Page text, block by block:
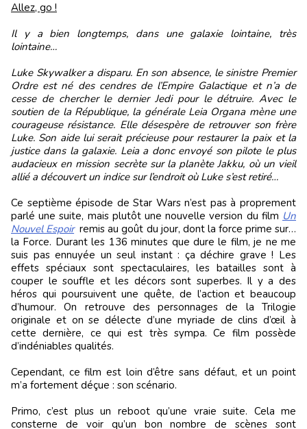
Allez, go !
Il y a bien longtemps, dans une galaxie lointaine, très
lointaine…
Luke Skywalker a disparu. En son absence, le sinistre Premier
Ordre est né des cendres de l’Empire Galactique et n’a de
cesse de chercher le dernier Jedi pour le détruire. Avec le
soutien de la République, la générale Leia Organa mène une
courageuse résistance. Elle désespère de retrouver son frère
Luke. Son aide lui serait précieuse pour restaurer la paix et la
justice dans la galaxie. Leia a donc envoyé son pilote le plus
audacieux en mission secrète sur la planète Jakku, où un vieil
allié a découvert un indice sur l’endroit où Luke s’est retiré…
Ce septième épisode de Star Wars n’est pas à proprement
parlé une suite, mais plutôt une nouvelle version du film Un
Nouvel Espoirremis au goût du jour, dont la force prime sur…
la Force. Durant les 136 minutes que dure le film, je ne me
suis pas ennuyée un seul instant : ça déchire grave ! Les
effets spéciaux sont spectaculaires, les batailles sont à
couper le souffle et les décors sont superbes. Il y a des
héros qui poursuivent une quête, de l’action et beaucoup
d’humour. On retrouve des personnages de la Trilogie
originale et on se délecte d’une myriade de clins d’œil à
cette dernière, ce qui est très sympa. Ce film possède
d’indéniables qualités.
Cependant, ce film est loin d’être sans défaut, et un point
m’a fortement déçue : son scénario.
Primo, c’est plus un reboot qu’une vraie suite. Cela me
consterne de voir qu’un bon nombre de scènes sont